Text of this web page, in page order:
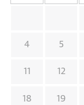
4 5
11 12
18 19